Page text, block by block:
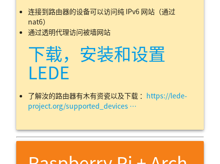
连接到路由器的设备可以访问纯 IPv6 网站（通过
nat6）
通过透明代理访问被墙网站
下载，安装和设置
LEDE
了解汝的路由器有木有资瓷以及下载 ： https://lede-
project.org/supported_devices …